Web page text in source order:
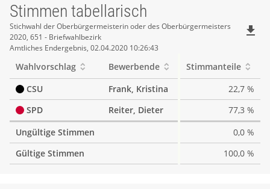
Stimmen tabellarisch
Stimmen
tabellarisch
Stichwahl der Oberbürgermeisterin oder des Oberbürgermeisters
2020, 651 - Briefwahlbezirk
Amtliches Endergebnis, 02.04.2020 10:26:43
file_download
Wahlvorschlag Bewerbende
Stimmanteile
CSU
Frank, Kristina
22,7 %
SPD
Reiter, Dieter
77,3 %
Ungültige Stimmen
0,0 %
Gültige Stimmen
100,0 %